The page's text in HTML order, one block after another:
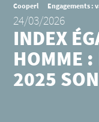
Cooperl Engagements :
24/03/2026
INDEX
HOMME :
2025